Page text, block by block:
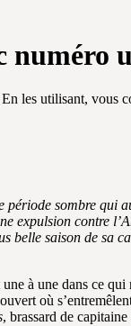
numéro
les utilisant, vous
sombre
contre
saison de sa
à une dans ce
où
, brassard de